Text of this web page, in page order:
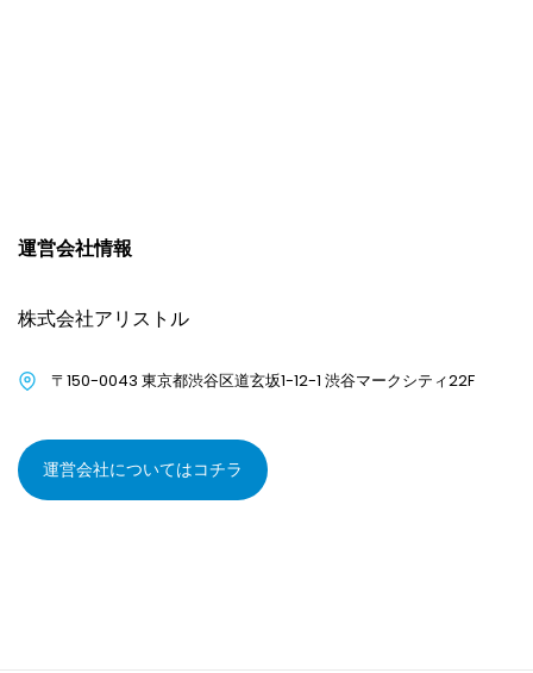
運営会社情報
株式会社アリストル
〒150-0043 東京都渋谷区道玄坂1-12-1 渋谷マークシティ22F
運営会社についてはコチラ